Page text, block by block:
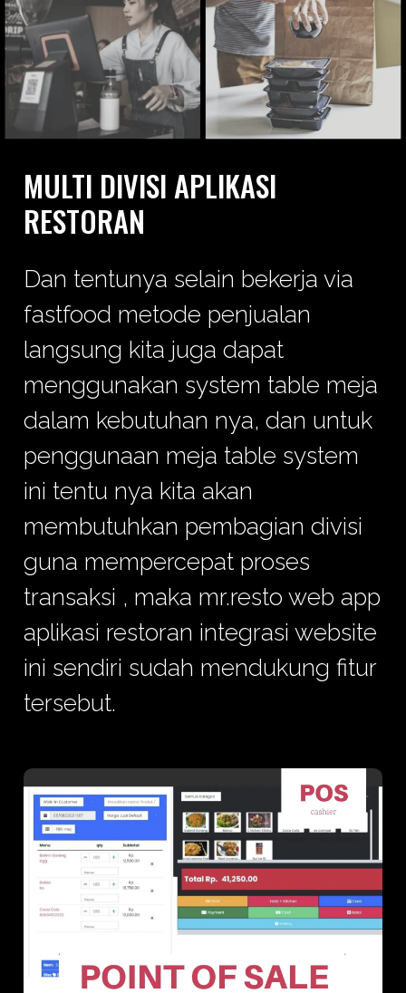
MULTI DIVISI APLIKASI
RESTORAN
Dan tentunya selain bekerja via
fastfood metode penjualan
langsung kita juga dapat
menggunakan system table meja
dalam kebutuhan nya, dan untuk
penggunaan meja table system
ini tentu nya kita akan
membutuhkan pembagian divisi
guna mempercepat proses
transaksi , maka mr.resto web app
aplikasi restoran integrasi website
ini sendiri sudah mendukung fitur
tersebut.